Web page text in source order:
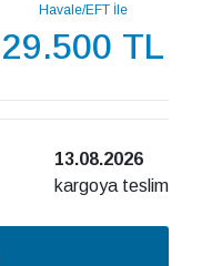
Havale/EFT İle
29.500 TL
13.08.2026
kargoya teslim